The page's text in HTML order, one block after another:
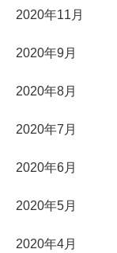
2020年11月
2020年9月
2020年8月
2020年7月
2020年6月
2020年5月
2020年4月